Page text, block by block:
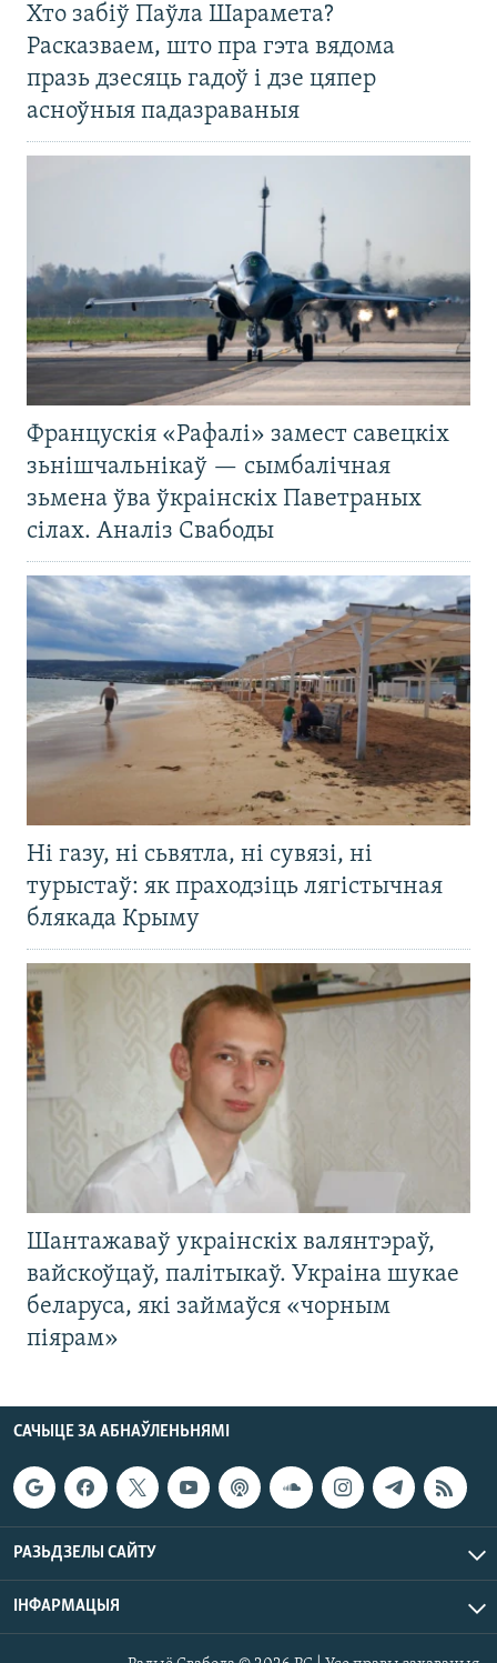
Хто забіў Паўла Шарамета?
Расказваем, што пра гэта вядома
празь дзесяць гадоў і дзе цяпер
асноўныя падазраваныя
Францускія «Рафалі» замест савецкіх
зьнішчальнікаў — сымбалічная
зьмена ўва ўкраінскіх Паветраных
сілах. Аналіз Свабоды
Ні газу, ні сьвятла, ні сувязі, ні
турыстаў: як праходзіць лягістычная
блякада Крыму
Шантажаваў украінскіх валянтэраў,
вайскоўцаў, палітыкаў. Украіна шукае
беларуса, які займаўся «чорным
піярам»
САЧЫЦЕ ЗА АБНАЎЛЕНЬНЯМІ
РАЗЬДЗЕЛЫ САЙТУ
ІНФАРМАЦЫЯ